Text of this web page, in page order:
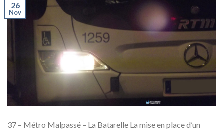
26
Nov
37 – Métro Malpassé – La Batarelle La mise en place d’un